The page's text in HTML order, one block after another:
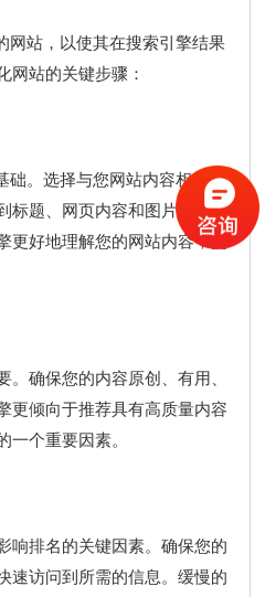
网站，以使其在搜索引擎结果
网站的关键步骤：
础。选择与您网站内容相关的
标题、网页内容和图片描述
更好地理解您的网站内容，提
。确保您的内容原创、有用、
更倾向于推荐具有高质量内容
一个重要因素。
响排名的关键因素。确保您的
速访问到所需的信息。缓慢的